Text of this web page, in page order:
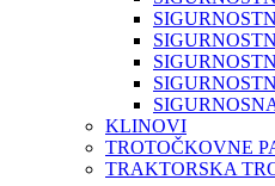
KLINOVI
TROTOČKOVNE
TRAKTORSKA